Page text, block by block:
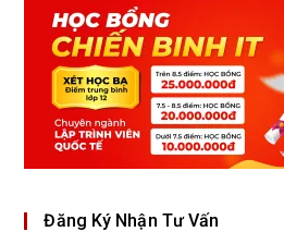
Đăng Ký Nhận Tư Vấn